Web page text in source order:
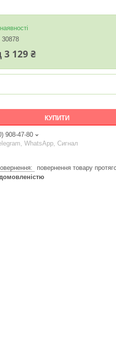
30878
3 129 ₴
КУПИТИ
908-47-80
WhatsApp, Сигнал
повернення товару